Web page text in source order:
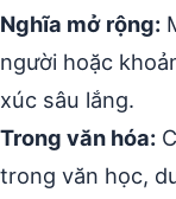
Nghĩa mở rộng:
người hoặc
xúc sâu lắng.
Trong văn hóa:
trong văn học,